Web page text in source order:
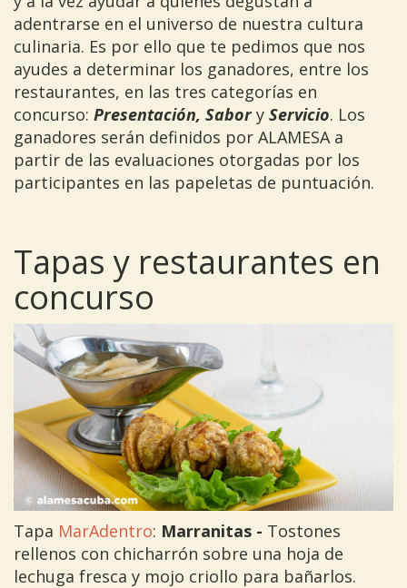
adentrarse en el universo de nuestra cultura
culinaria. Es por ello que te pedimos que nos
ayudes a determinar los ganadores, entre los
restaurantes, en las tres categorías en
concurso: Presentación, Sabor y Servicio. Los
ganadores serán definidos por ALAMESA a
partir de las evaluaciones otorgadas por los
participantes en las papeletas de puntuación.
Tapas y restaurantes en
concurso
Tapa MarAdentro: Marranitas - Tostones
rellenos con chicharrón sobre una hoja de
lechuga fresca y mojo criollo para bañarlos.